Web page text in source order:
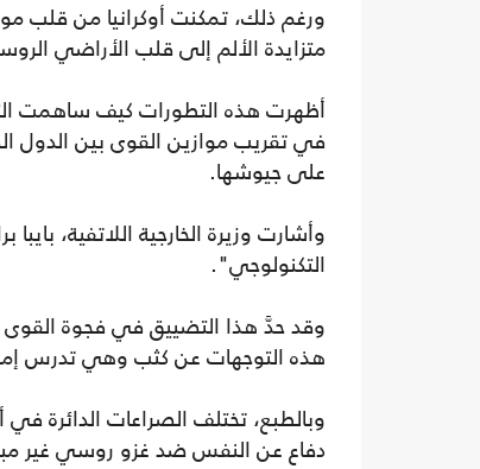
ورغم ذلك، تمكنت أوكرانيا من قلب
متزايدة الألم إلى قلب الأراضي
أظهرت هذه التطورات كيف ساهمت
في تقريب موازين القوى بين الدول
على جيوشها.
وأشارت وزيرة الخارجية اللاتفية،
التكنولوجي".
وقد حدَّ هذا التضييق في فجوة القوى
هذه التوجهات عن كثب وهي تدرس
وبالطبع، تختلف الصراعات الدائرة
دفاع عن النفس ضد غزو روسي غير